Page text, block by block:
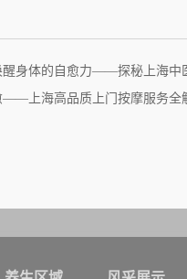
醒身体的自愈力——探秘上海中
——上海高品质上门按摩服务全